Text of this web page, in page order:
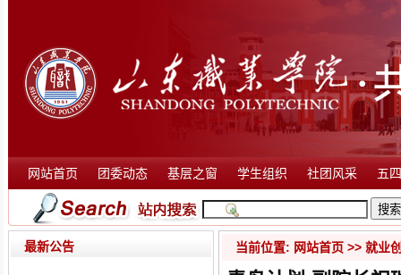
网站首页 团委动态 基层之窗 学生组织 社团风采 五
最新公告 当前位置: 网站首页 >> 就业